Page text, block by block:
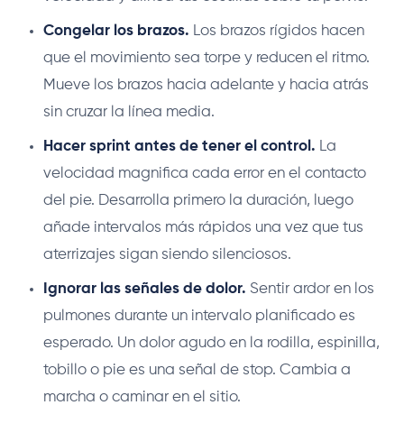
Congelar los brazos. Los brazos rígidos hacen
que el movimiento sea torpe y reducen el ritmo.
Mueve los brazos hacia adelante y hacia atrás
sin cruzar la línea media.
Hacer sprint antes de tener el control. La
velocidad magnifica cada error en el contacto
del pie. Desarrolla primero la duración, luego
añade intervalos más rápidos una vez que tus
aterrizajes sigan siendo silenciosos.
Ignorar las señales de dolor. Sentir ardor en los
pulmones durante un intervalo planificado es
esperado. Un dolor agudo en la rodilla, espinilla,
tobillo o pie es una señal de stop. Cambia a
marcha o caminar en el sitio.